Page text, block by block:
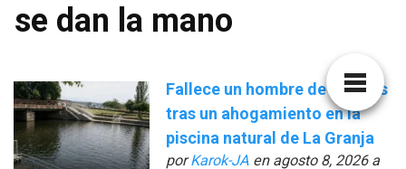
se dan la mano
Fallece un hombre de 45 años
tras un ahogamiento en la
piscina natural de La Granja
porKarok-JA en agosto 8, 2026 a